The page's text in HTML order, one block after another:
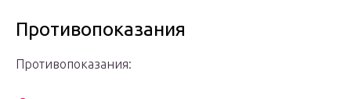
Противопоказания
Противопоказания: